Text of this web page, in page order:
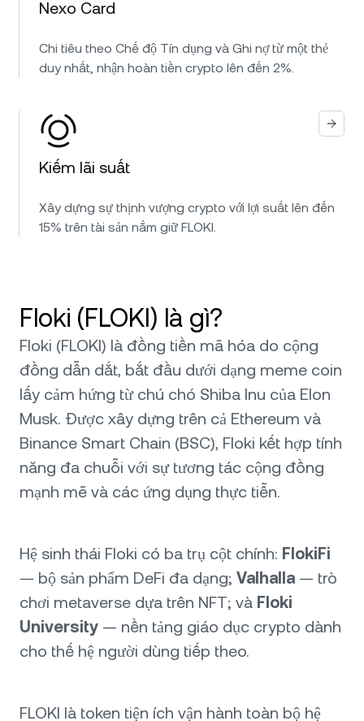
Nexo Card
Chi tiêu theo Chế độ Tín dụng và Ghi nợ từ một thẻ
duy nhất, nhận hoàn tiền crypto lên đến 2%.
Kiếm lãi suất
Xây dựng sự thịnh vượng crypto với lợi suất lên đến
15% trên tài sản nắm giữ FLOKI.
Floki (FLOKI) là gì?
Floki (FLOKI) là đồng tiền mã hóa do cộng
đồng dẫn dắt, bắt đầu dưới dạng meme coin
lấy cảm hứng từ chú chó Shiba Inu của Elon
Musk. Được xây dựng trên cả Ethereum và
Binance Smart Chain (BSC), Floki kết hợp tính
năng đa chuỗi với sự tương tác cộng đồng
mạnh mẽ và các ứng dụng thực tiễn.
Hệ sinh thái Floki có ba trụ cột chính: FlokiFi
— bộ sản phẩm DeFi đa dạng; Valhalla — trò
chơi metaverse dựa trên NFT; và Floki
University — nền tảng giáo dục crypto dành
cho thế hệ người dùng tiếp theo.
FLOKI là token tiện ích vận hành toàn bộ hệ